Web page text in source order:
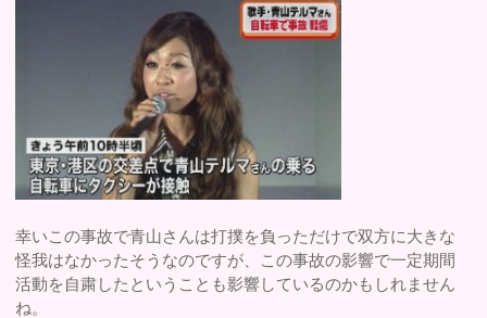
幸いこの事故で青山さんは打撲を負っただけで双方に大きな
怪我はなかったそうなのですが、この事故の影響で一定期間
活動を自粛したということも影響しているのかもしれません
ね。